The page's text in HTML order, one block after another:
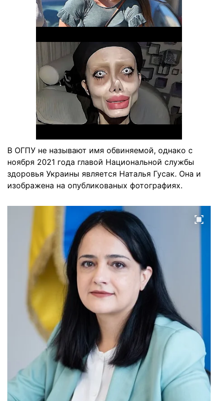
В ОГПУ не называют имя обвиняемой, однако с
ноября 2021 года главой Национальной службы
здоровья Украины является Наталья Гусак. Она и
изображена на опубликованых фотографиях.